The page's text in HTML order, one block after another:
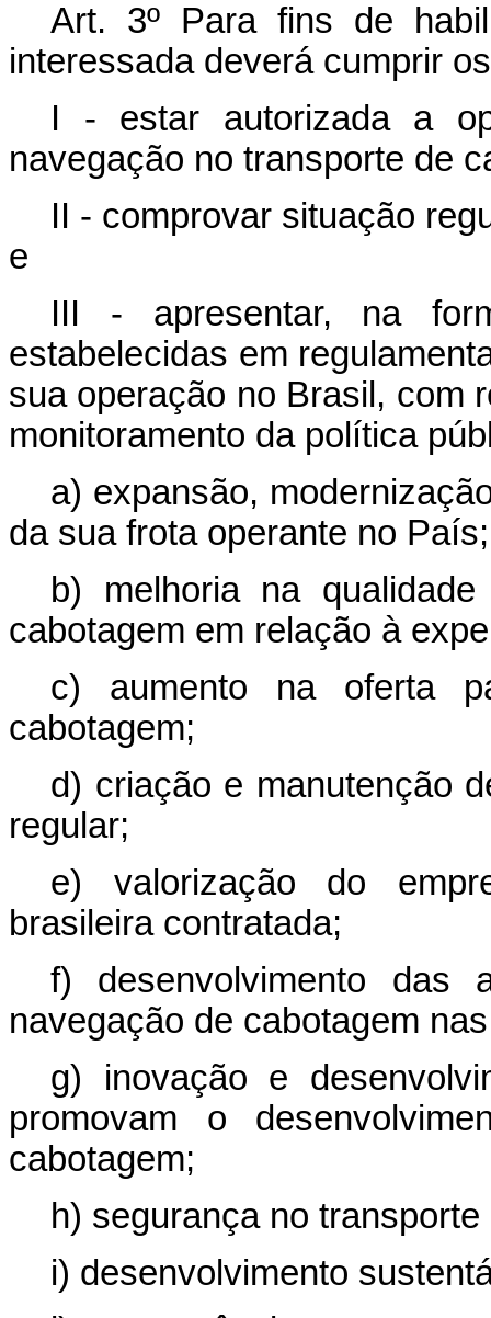
Art. 3º Para fins de
interessada deverá cumprir
I - estar autorizada a
navegação no transporte de
II - comprovar situação
e
III - apresentar, na
estabelecidas em
sua operação no Brasil, com
monitoramento da política
a) expansão,
da sua frota operante no País;
b) melhoria na
cabotagem em relação à
c) aumento na oferta
cabotagem;
d) criação e manutenção
regular;
e) valorização do
brasileira contratada;
f) desenvolvimento das
navegação de cabotagem
g) inovação e
promovam o
cabotagem;
h) segurança no
i) desenvolvimento